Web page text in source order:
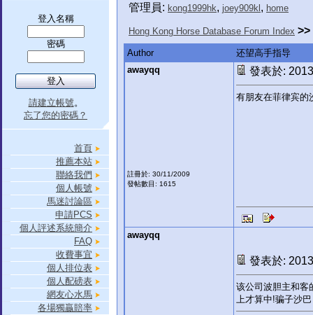
登入名稱
密碼
請建立帳號。
忘了您的密碼？
首頁
推薦本站
聯絡我們
個人帳號
馬迷討論區
申請PCS
個人評述系統簡介
FAQ
收費事宜
個人排位表
個人配磅表
網友心水馬
各場獨贏賠率
管理員: kong1999hk, joey909kl , home
Hong Kong Horse Database Forum Index >>
Author
还望高手指导
awayqq
註冊於: 30/11/2009
發帖數目: 1615
發表於:
有朋友在菲律宾的
awayqq
發表於:
该公司波胆主和客
上才算中!骗子沙巴